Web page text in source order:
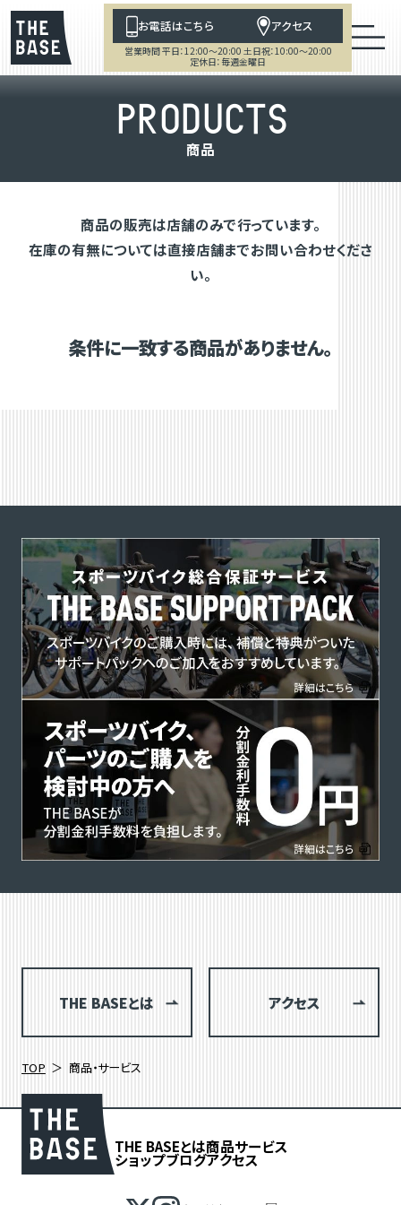
お電話はこちら アクセス
営業時間 平日：12:00～20:00 土日祝：10:00～20:00
定休日：毎週金曜日
PRODUCTS
商品
商品の販売は店舗のみで行っています。
在庫の有無については直接店舗までお問い合わせくださ
い。
条件に一致する商品がありません。
THE BASEとは アクセス
TOP 商品・サービス
THE BASEとは商品サービス
ショップブログアクセス